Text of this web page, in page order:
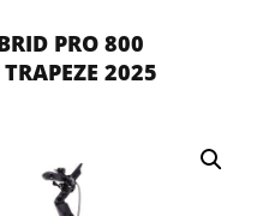
PRO 800
2025